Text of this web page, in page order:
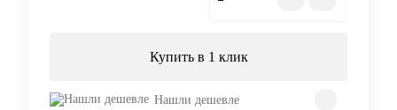
Купить в 1 клик
Нашли дешевле